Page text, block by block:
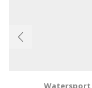
Watersport